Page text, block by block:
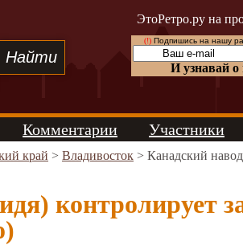
ЭтоРетро.ру на
(!)Подпишись на нашу
И узнавай
Комментарии Участники
край > Владивосток > Канадский
контролирует